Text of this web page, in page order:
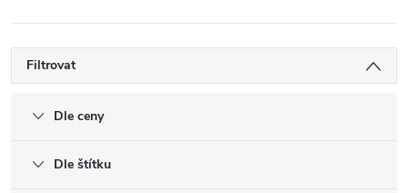
Filtrovat
Dle ceny
Dle štítku